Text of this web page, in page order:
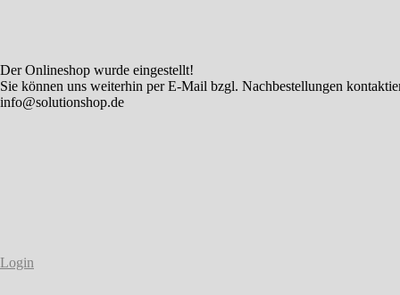
Der Onlineshop wurde eingestellt!
Sie können uns weiterhin per E-Mail bzgl. Nachbestellungen
info@solutionshop.de
Login